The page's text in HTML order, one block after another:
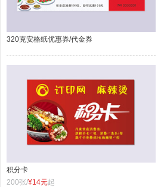
320克安格纸优惠券/代金券
积分卡
200张/¥14元起